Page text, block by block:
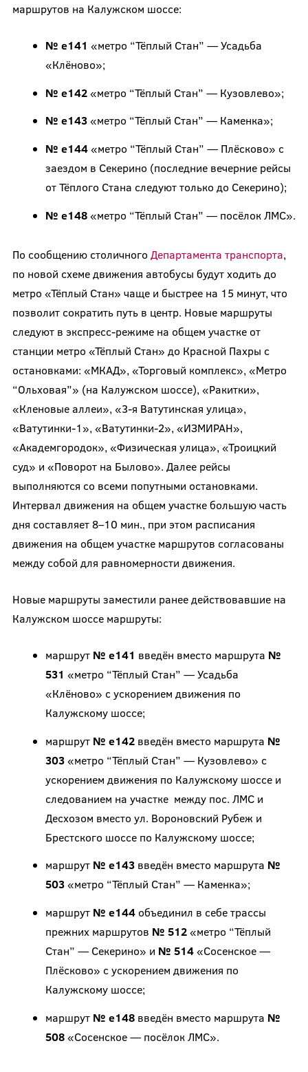
маршрутов на Калужском шоссе:
№ е141 «метро “Тёплый Стан” — Усадьба
«Клёново»;
№ е142«метро “Тёплый Стан” — Кузовлево»;
№ е143«метро “Тёплый Стан” — Каменка»;
№ е144«метро “Тёплый Стан” — Плёсково» с
заездом в Секерино (последние вечерние рейсы
от Тёплого Стана следуют только до Секерино);
№ е148«метро “Тёплый Стан” — посёлок ЛМС».
По сообщению столичного Департамента транспорта,
по новой схеме движения автобусы будут ходить до
метро «Тёплый Стан» чаще и быстрее на 15 минут, что
позволит сократить путь в центр. Новые маршруты
следуют в экспресс-режиме на общем участке от
станции метро «Тёплый Стан» до Красной Пахры с
остановками: «МКАД», «Торговый комплекс», «Метро
“Ольховая”» (на Калужском шоссе), «Ракитки»,
«Кленовые аллеи», «3-я Ватутинская улица»,
«Ватутинки-1», «Ватутинки-2», «ИЗМИРАН»,
«Академгородок», «Физическая улица», «Троицкий
суд» и «Поворот на Былово». Далее рейсы
выполняются со всеми попутными остановками.
Интервал движения на общем участке большую часть
дня составляет 8–10 мин., при этом расписания
движения на общем участке маршрутов согласованы
между собой для равномерности движения.
Новые маршруты заместили ранее действовавшие на
Калужском шоссе маршруты:
маршрут № е141 введён вместо маршрута №
531 «метро “Тёплый Стан” — Усадьба
«Клёново» с ускорением движения по
Калужскому шоссе;
маршрут № е142введён вместо маршрута №
303«метро “Тёплый Стан” — Кузовлево» с
ускорением движения по Калужскому шоссе и
следованием на участке между пос. ЛМС и
Десхозом вместо ул. Вороновский Рубеж и
Брестского шоссе по Калужскому шоссе;
маршрут № е143введён вместо маршрута №
503«метро “Тёплый Стан” — Каменка»;
маршрут № е144объединил в себе трассы
прежних маршрутов № 512«метро “Тёплый
Стан” — Секерино» и № 514«Сосенское —
Плёсково» с ускорением движения по
Калужскому шоссе;
маршрут № е148 введён вместо маршрута №
508«Сосенское — посёлок ЛМС».